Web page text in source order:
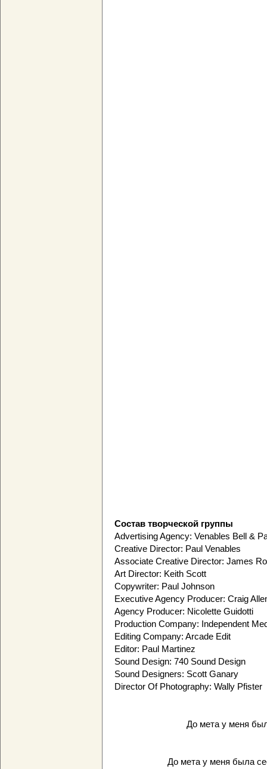
Состав творческой группы
Advertising Agency: Venables Bell &
Creative Director: Paul Venables
Associate Creative Director: James
Art Director: Keith Scott
Copywriter: Paul Johnson
Executive Agency Producer: Craig
Agency Producer: Nicolette Guidotti
Production Company: Independent
Editing Company: Arcade Edit
Editor: Paul Martinez
Sound Design: 740 Sound Design
Sound Designers: Scott Ganary
Director Of Photography: Wally Pfister
До мета у меня
До мета у меня была